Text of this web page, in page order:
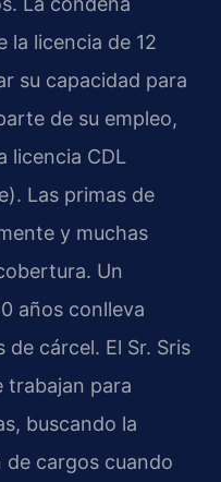
la licencia de 12
su capacidad para
de su empleo,
licencia CDL
Las primas de
y muchas
Un
años conlleva
cárcel. El Sr. Sris
trabajan para
buscando la
cargos cuando